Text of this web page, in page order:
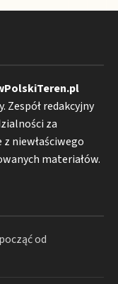
Zespół redakcyjny
za
niewłaściwego
materiałów.
od